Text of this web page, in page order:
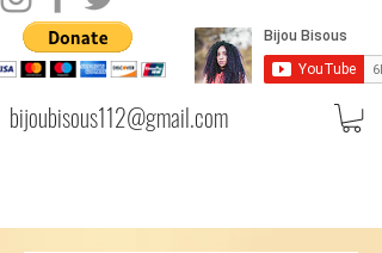
bijoubisous112@gmail.com